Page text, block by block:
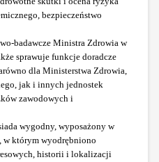
bezpieczeństwo
badawcze Ministra Zdrowia w
sprawuje funkcje doradcze
dla Ministerstwa Zdrowia,
jak i innych jednostek
zawodowych i
wygodny, wyposażony w
w którym wyodrębniono
historii i lokalizacji